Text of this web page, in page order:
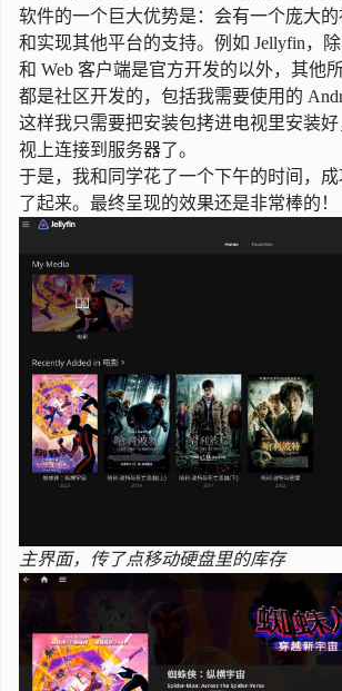
软件的一个巨大优势是：会有一个庞大
和实现其他平台的支持。例如 Jellyfin，
和 Web 客户端是官方开发的以外，其他
都是社区开发的，包括我需要使用的
这样我只需要把安装包拷进电视里安装
视上连接到服务器了。
于是，我和同学花了一个下午的时间，
了起来。最终呈现的效果还是非常棒的！
主界面，传了点移动硬盘里的库存